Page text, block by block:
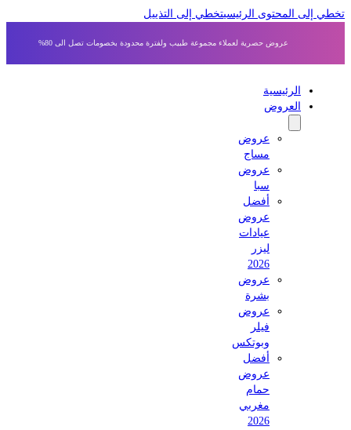
إلى المحتوى الرئيسي تخطي إلى التذييل
عروض حصرية لعملاء مجموعة طبيب ولفترة محدودة بخصومات تصل الى 80%
الرئيسية
العروض
عروض
مساج
عروض
أفضل
عروض
عيادات
عروض
بشرة
عروض
وبوتكس
أفضل
عروض
حمام
مغربي